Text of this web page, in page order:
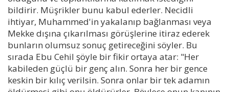
bildirir. Müşrikler bunu kabul ederler. Necidli
ihtiyar, Muhammed'in yakalanıp bağlanması veya
Mekke dışına çıkarılması görüşlerine itiraz ederek
bunların olumsuz sonuç getireceğini söyler. Bu
sırada Ebu Cehil şöyle bir fikir ortaya atar: "Her
kabileden güçlü bir genç alın. Sonra her bir gence
keskin bir kılıç verilsin. Sonra onlar bir tek adamın